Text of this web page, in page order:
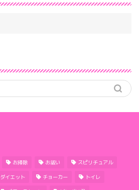
お掃除 お祓い スピリチュアル
ダイエット チョーカー トイレ